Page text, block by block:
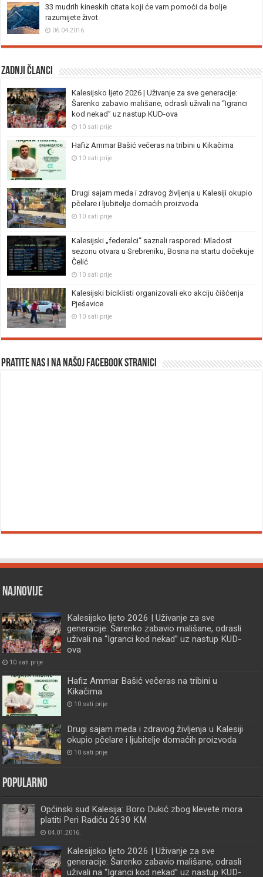
33 mudrih kineskih citata koji će vam pomoći da bolje
razumijete život
06.04.2016.
Zadnji članci
Kalesijsko ljeto 2026 | Uživanje za sve generacije:
Šarenko zabavio mališane, odrasli uživali na “Igranci
kod nekad” uz nastup KUD-ova
10 sati prije
Hafiz Ammar Bašić večeras na tribini u Kikačima
10 sati prije
Drugi sajam meda i zdravog življenja u Kalesiji okupio
pčelare i ljubitelje domaćih proizvoda
10 sati prije
Kalesijski „federalci“ saznali raspored: Mladost
sezonu otvara u Srebreniku, Bosna na startu dočekuje
Čelić
10 sati prije
Kalesijski biciklisti organizovali eko akciju čišćenja
Pješavice
10 sati prije
Pratite nas i na našoj facebook stranici
Najnovije
Kalesijsko ljeto 2026 | Uživanje za sve
generacije: Šarenko zabavio mališane, odrasli
uživali na “Igranci kod nekad” uz nastup KUD-
ova
10 sati prije
Hafiz Ammar Bašić večeras na tribini u
Kikačima
10 sati prije
Drugi sajam meda i zdravog življenja u Kalesiji
okupio pčelare i ljubitelje domaćih proizvoda
10 sati prije
Popularno
Općinski sud Kalesija: Boro Dukić zbog klevete mora
platiti Peri Radiću 2630 KM
04.01.2016.
Kalesijsko ljeto 2026 | Uživanje za sve
generacije: Šarenko zabavio mališane, odrasli
uživali na “Igranci kod nekad” uz nastup KUD-